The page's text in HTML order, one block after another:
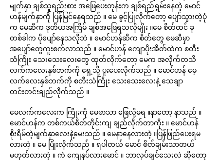
မျက်နှာ ချစ်သူရည်းစား အဖြေပေးတုန်းက ချစ်ရည်ရွှမ်းနေတဲ့ မောင်
ဟန်မျက်နှာကို ပြန်မြင်နေရသည် ။ မေ ခွင့်ပြုလိုက်တော့ ပျော်သွားတဲ့ပုံ
က မေဆီက ဒုတိယအကြိမ် ချစ်အဖြေရသလိုမျိုး ။မေ စိတ်ထင် ခု
တစ်ခါက ပိုပျော်နေသလိုဘဲ ။ မောင်ဟန်ဆီက စိတ်တွေ မေဆီမှာ
အပျော်တွေကူးစက်လာသည် ။ မောင်ဟန် ကျောပိုးအိတ်ထဲက စတီး
သံကြိုး သေးသေးလေးတွေ ထုတ်လိုက်တော့ မေက အလိုက်တသိ
လက်ကလေးနှစ်ဘက်ကို ရှေ့သို့ ပူးပေးလိုက်သည် ။ မောင်ဟန် မေ့
လက်လေးနှစ်ဘက်ကို စတီးသံကြိုး သေးသေးလေးနဲ့ သေချာ
တင်းတင်းချည်လိုက်သည် ။
မေလက်ကလေးက ကြိုးကို မေဖာသာ ဖြေလို့မရ ။နာတော့ နာသည် ။
မောင်ဟန်က တစ်ကယ်စိတ်တိုင်းကျ ချည်လိုက်တာကိုး ။ မောင်ဟန်
စိုးရိမ်တဲ့မျက်နှာလေးနဲ့မေးသည် ။ မေနာနေလားတဲ့ ။ပြန်ဖြည်ပေးရမ
လားတဲ့ ။ မေ ပြုံးလိုက်သည် ။ ရပါတယ် မောင် စိတ်ချမ်းသာတယ်
မဟုတ်လားတဲ့ ။ ကဲ ကျေနပ်လားမောင် ။ ဘာလုပ်ချင်သေးလဲ ဆိုတော့